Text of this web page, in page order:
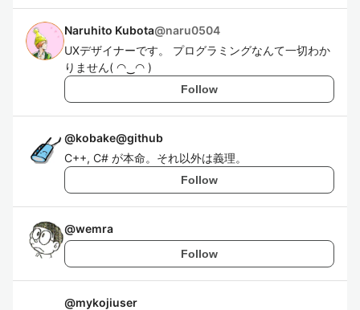
Naruhito Kubota@naru0504
UXデザイナーです。 プログラミングなんて一切わか
りません( ◠‿◠ )
Follow
@kobake@github
C++, C# が本命。それ以外は義理。
Follow
@wemra
Follow
@mykojiuser